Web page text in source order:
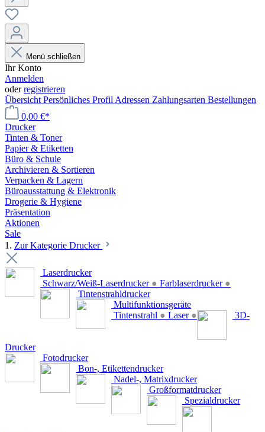
Menü schließen
Ihr Konto
Anmelden
oderregistrieren
Übersicht Persönliches Profil Adressen Zahlungsarten Bestellungen
0,00 €*
Drucker
Tinten & Toner
Papier & Etiketten
Büro & Schule
Archivieren & Sortieren
Verpacken & Lagern
Büroausstattung & Elektronik
Drogerie & Hygiene
Präsentation
Aktionen
Sale
1. Zur Kategorie Drucker
Laserdrucker
Schwarz/Weiß-Laserdrucker ● Farblaserdrucker ●
Tintenstrahldrucker
Multifunktionsgeräte
Tintenstrahl ● Laser ● 3D-
Drucker
Fotodrucker
Bon-, Etikettendrucker
Nadel-, Matrixdrucker
Großformatdrucker
Spezialdrucker